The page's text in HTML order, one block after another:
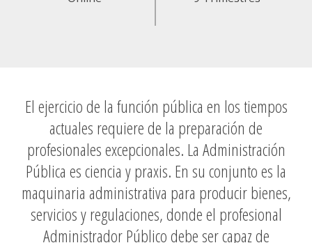
El ejercicio de la función pública en los tiempos
actuales requiere de la preparación de
profesionales excepcionales. La Administración
Pública es ciencia y praxis. En su conjunto es la
maquinaria administrativa para producir bienes,
servicios y regulaciones,donde el profesional
Administrador Público debe ser capaz de